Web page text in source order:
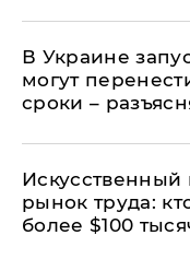
В Украине
могут
сроки –
Искусственный
рынок труда:
более $100